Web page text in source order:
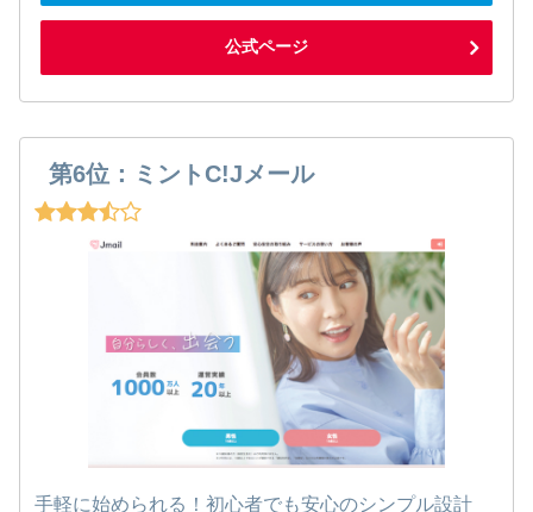
公式ページ
第6位：ミントC!Jメール
手軽に始められる！初心者でも安心のシンプル設計